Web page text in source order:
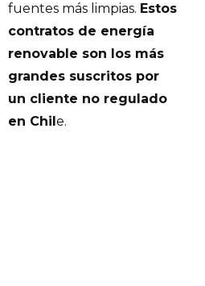
fuentes más limpias. Estos
contratos de energía
renovable son los más
grandes suscritos por
un cliente no regulado
en Chil e.